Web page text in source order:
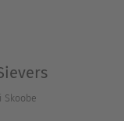
und lässt
die Grillzange
Skoobe